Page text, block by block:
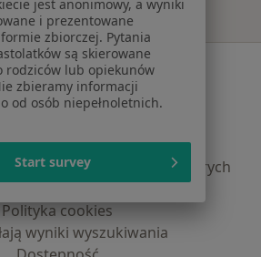
Serwis
Regulamin
profesjonalistów
dla profesjonalistów, których
samodzielnie
Polityka cookies
wyniki wyszukiwania
jest anonimowy, a wyniki
i prezentowane
zbiorczej. Pytania
są skierowane
rodziców lub opiekunów
zbieramy informacji
od osób niepełnoletnich.
Start survey